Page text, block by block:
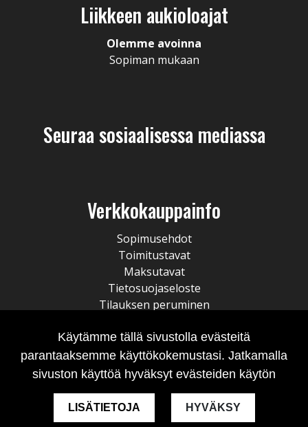
Liikkeen aukioloajat
Olemme avoinna
Sopiman mukaan
Seuraa sosiaalisessa mediassa
Verkkokauppainfo
Sopimusehdot
Toimitustavat
Maksutavat
Tietosuojaseloste
Tilauksen peruminen
Käytämme tällä sivustolla evästeitä
parantaaksemme käyttökokemustasi. Jatkamalla
sivuston käyttöä hyväksyt evästeiden käytön
LISÄTIETOJA HYVÄKSY